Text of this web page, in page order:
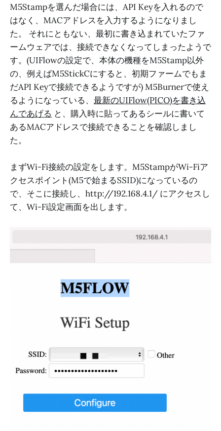
M5Stampを選んだ場合には、API Keyを入れるので
はなく、MACアドレスを入力するようになりまし
た。 それにともない、最初に書き込まれていたファ
ームウェアでは、接続できなくなってしまったようで
す。(UIFlowの設定で、本体の機種をM5Stamp以外
の、例えばM5StickCにすると、初期ファームでもま
だAPI Keyで接続できるようですが) M5Burnerで使え
るようになっている、 最新のUIFlow(PICO)を書き込
んであげる と、購入時に貼ってあるシールに書いて
あるMACアドレスで接続できることを確認しまし
た。
まずWi-Fi接続の設定をします。M5StampがWi-Fiア
クセスポイント(M5で始まるSSID)になっているの
で、そこに接続し、http://192.168.4.1/ にアクセスし
て、Wi-Fi設定画面を出します。